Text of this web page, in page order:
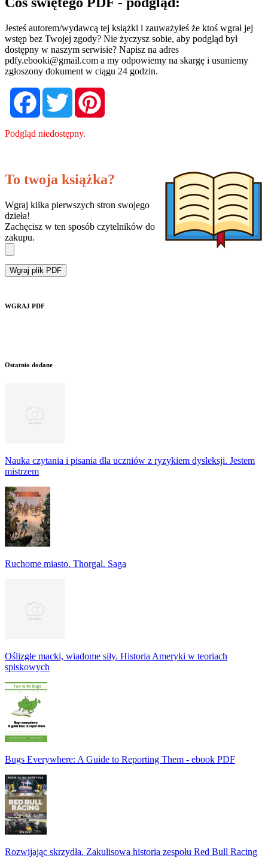
Jesteś autorem/wydawcą tej książki i zauważyłeś że ktoś wgrał jej
wstęp bez Twojej zgody? Nie życzysz sobie, aby podgląd był
dostępny w naszym serwisie? Napisz na adres
pdfy.ebooki@gmail.com a my odpowiemy na skargę i usuniemy
zgłoszony dokument w ciągu 24 godzin.
FacebookTwitter
Podgląd niedostępny.
To twoja książka?
Wgraj kilka pierwszych stron swojego
dzieła!
Zachęcisz w ten sposób czytelników do
zakupu.
Wgraj plik PDF
WGRAJ PDF
Ostatnio dodane
Nauka czytania i pisania dla uczniów z ryzykiem dysleksji. Jestem
mistrzem
Ruchome miasto. Thorgal. Saga
Oślizgłe macki, wiadome siły. Historia Ameryki w teoriach
spiskowych
Bugs Everywhere: A Guide to Reporting Them - ebook PDF
Rozwijając skrzydła. Zakulisowa historia zespołu Red Bull Racing